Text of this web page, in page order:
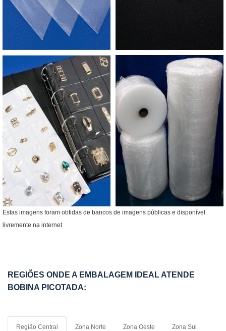
Estas imagens foram obtidas de bancos de imagens públicas e disponível
livremente na internet
REGIÕES ONDE A EMBALAGEM IDEAL ATENDE
BOBINA PICOTADA:
Região Central Zona Norte Zona Oeste Zona Sul